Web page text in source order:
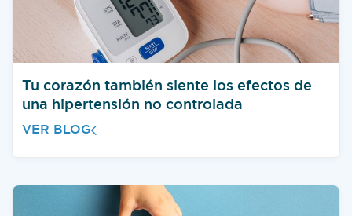
Tu corazón también siente los efectos de
una hipertensión no controlada
VER BLOG